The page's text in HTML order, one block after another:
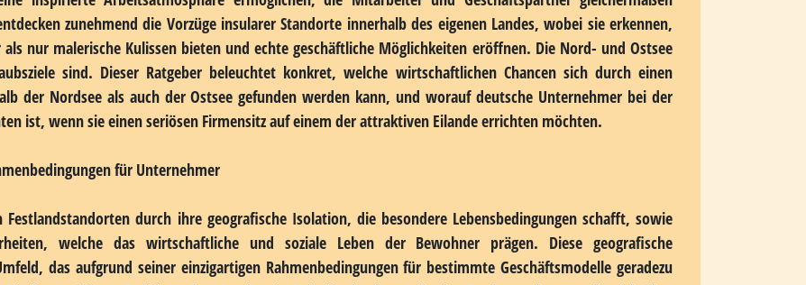
Unternehmer anfangs wie ein exotischer Traum, der mit ernsthafter Geschäftstätigkeit unvereinbar
jedoch viele überzeugende Gründe, die für einen solchen Standort sprechen. Abgeschiedene Lagen
für bestimmte Branchen, sondern können darüber hinaus auch steuerliche Vorteile, ein